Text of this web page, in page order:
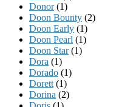
Donor(1)
Doon Bounty (2)
Doon Early (1)
Doon Pearl (1)
Doon Star(1)
Dora (1)
Dorado (1)
Dorett (1)
Dorina (2)